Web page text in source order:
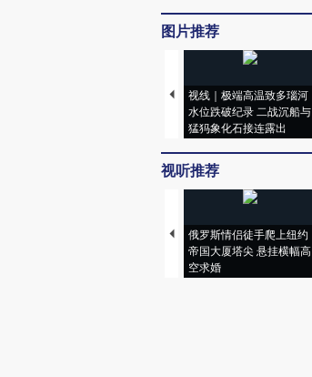
图片推荐
视线｜极端高温致多瑙河
水位跌破纪录 二战沉船与
猛犸象化石接连露出
视听推荐
俄罗斯情侣徒手爬上纽约
帝国大厦塔尖 悬挂横幅高
空求婚